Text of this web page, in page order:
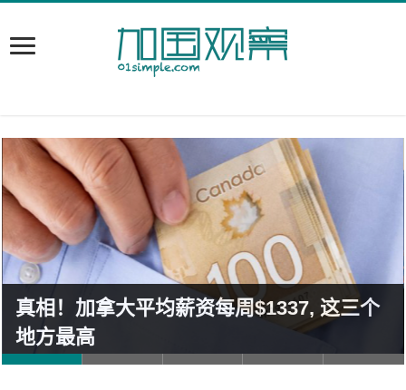
真相！加拿大平均薪资每周$1337, 这三个
地方最高